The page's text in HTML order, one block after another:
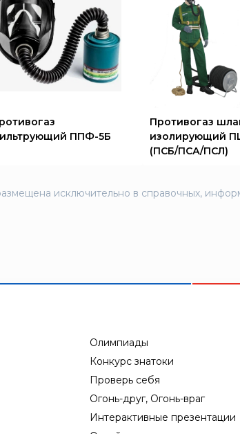
ППФ-5Б
Противогаз
изолирующий
(ПСБ/ПСА/ПСЛ)
исключительно в справочных,
Олимпиады
Конкурс знатоки
Проверь себя
Огонь-друг, Огонь-враг
Интерактивные презентации